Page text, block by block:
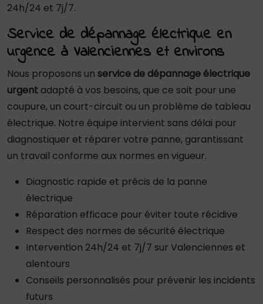
24h/24 et 7j/7.
Service de dépannage électrique en
urgence à Valenciennes et environs
Nous proposons un service de dépannage électrique
urgent adapté à vos besoins, que ce soit pour une
coupure, un court-circuit ou un problème de tableau
électrique. Notre équipe intervient sans délai pour
diagnostiquer et réparer votre panne, garantissant
un travail conforme aux normes en vigueur.
Diagnostic rapide et précis de la panne
électrique
Réparation efficace pour éviter toute récidive
Respect des normes de sécurité électrique
Intervention 24h/24 et 7j/7 sur Valenciennes et
alentours
Conseils personnalisés pour prévenir les incidents
futurs